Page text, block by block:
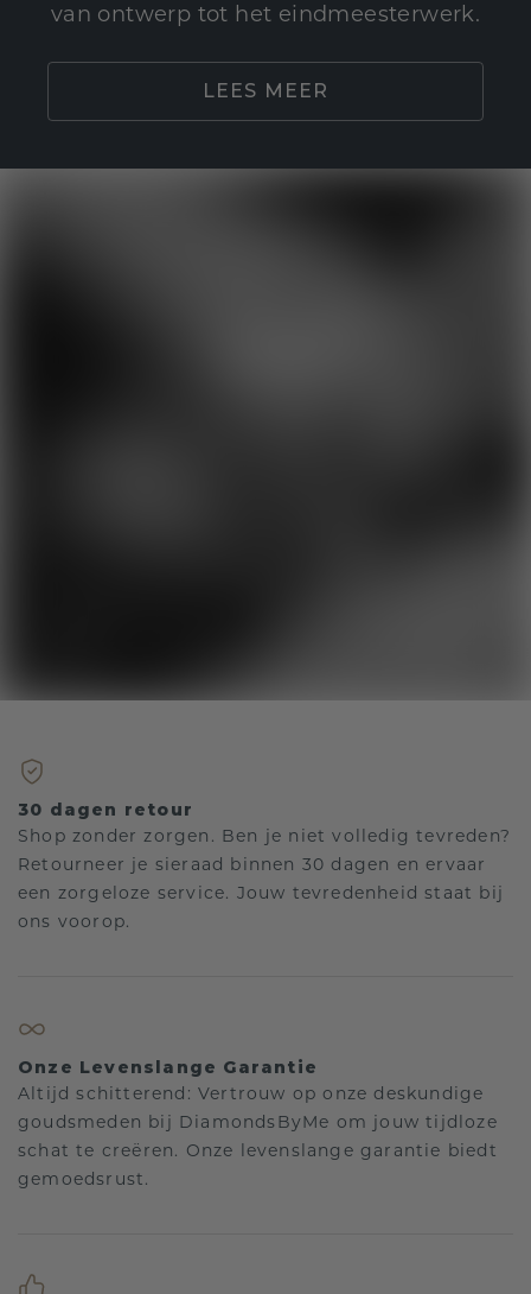
van ontwerp tot het eindmeesterwerk.
LEES MEER
30 dagen retour
Shop zonder zorgen. Ben je niet volledig tevreden?
Retourneer je sieraad binnen 30 dagen en ervaar
een zorgeloze service. Jouw tevredenheid staat bij
ons voorop.
Onze Levenslange Garantie
Altijd schitterend: Vertrouw op onze deskundige
goudsmeden bij DiamondsByMe om jouw tijdloze
schat te creëren. Onze levenslange garantie biedt
gemoedsrust.